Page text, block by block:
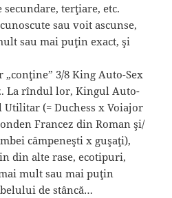
terţiare, etc.
sau voit ascunse,
sau mai puţin exact, şi
„conţine” 3/8 King Auto-Sex
La rîndul lor, Kingul Auto-
(= Duchess x Voiajor
Francez din Roman şi/
câmpeneşti x guşaţi),
din alte rase, ecotipuri,
mult sau mai puţin
de stâncă…